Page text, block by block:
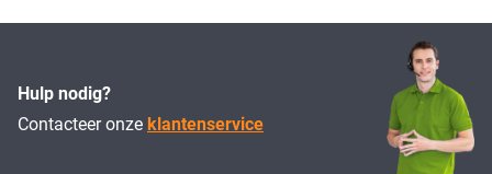
Hulp nodig?
Contacteer onze klantenservice